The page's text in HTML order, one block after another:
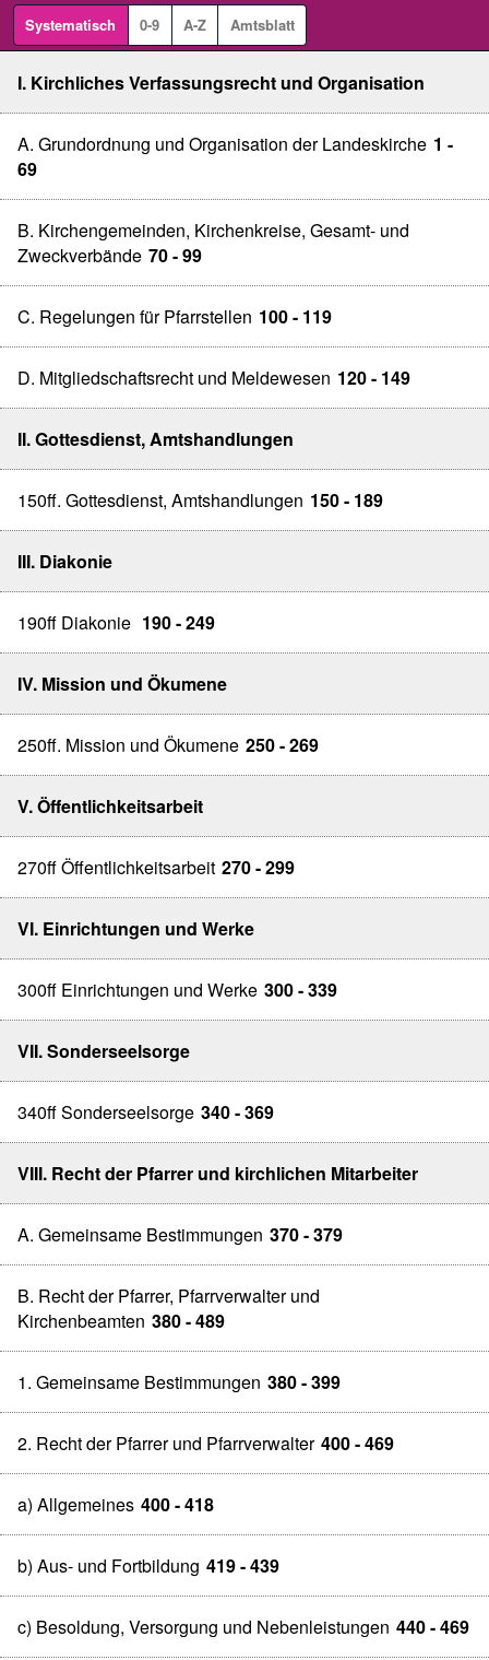
Systematisch 0-9 A-Z Amtsblatt
I. Kirchliches Verfassungsrecht und Organisation
A. Grundordnung und Organisation der Landeskirche 1 -
69
B. Kirchengemeinden, Kirchenkreise, Gesamt- und
Zweckverbände 70 - 99
C. Regelungen für Pfarrstellen 100 - 119
D. Mitgliedschaftsrecht und Meldewesen 120 - 149
II. Gottesdienst, Amtshandlungen
150ff. Gottesdienst, Amtshandlungen 150 - 189
III. Diakonie
190ff Diakonie 190 - 249
IV. Mission und Ökumene
250ff. Mission und Ökumene 250 - 269
V. Öffentlichkeitsarbeit
270ff Öffentlichkeitsarbeit 270 - 299
VI. Einrichtungen und Werke
300ff Einrichtungen und Werke 300 - 339
VII. Sonderseelsorge
340ff Sonderseelsorge 340 - 369
VIII. Recht der Pfarrer und kirchlichen Mitarbeiter
A. Gemeinsame Bestimmungen 370 - 379
B. Recht der Pfarrer, Pfarrverwalter und
Kirchenbeamten 380 - 489
1. Gemeinsame Bestimmungen 380 - 399
2. Recht der Pfarrer und Pfarrverwalter 400 - 469
a) Allgemeines 400 - 418
b) Aus- und Fortbildung 419 - 439
c) Besoldung, Versorgung und Nebenleistungen 440 - 469